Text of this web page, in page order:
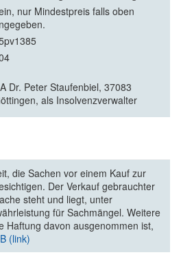
nur Mindestpreis falls oben
Dr. Peter Staufenbiel, 37083
als Insolvenzverwalter
die Sachen vor einem Kauf zur
Der Verkauf gebrauchter
steht und liegt, unter
für Sachmängel. Weitere
Haftung davon ausgenommen ist,
(link)